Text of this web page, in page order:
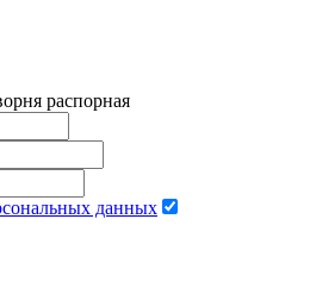
распорная
данных